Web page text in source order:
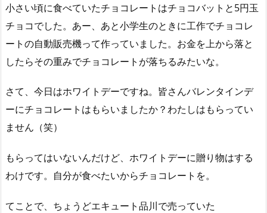
小さい頃に食べていたチョコレートはチョコバットと5円玉
チョコでした。あー、あと小学生のときに工作でチョコレ
ートの自動販売機って作っていました。お金を上から落と
したらその重みでチョコレートが落ちるみたいな。
さて、今日はホワイトデーですね。皆さんバレンタインデ
ーにチョコレートはもらいましたか？わたしはもらってい
ません（笑）
もらってはいないんだけど、ホワイトデーに贈り物はする
わけです。自分が食べたいからチョコレートを。
てことで、ちょうどエキュート品川で売っていた